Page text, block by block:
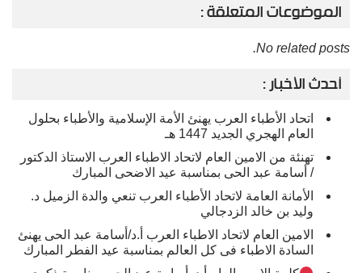
الموضوعات المتعلقة :
No related posts.
أحدث الأخبار :
اتحاد الأطباء العرب يهنئ الأمة الإسلامية والأطباء بحلول
العام الهجري الجديد 1447 هـ
تهنئة من الامين العام لاتحاد الاطباء العرب الاستاذ الدكتور
/ أسامة عبد الحى بمناسبة عيد الاضحى المبارك
الأمانة العامة لاتحاد الأطباء العرب تنعي والدة الزميل د.
وليد بن خالد الزدجالي
الامين العام لاتحاد الاطباء العرب أ.د/أسامة عبد الحى يهنئ
السادة الاطباء فى كل العالم بمناسبة عيد الفطر المبارك